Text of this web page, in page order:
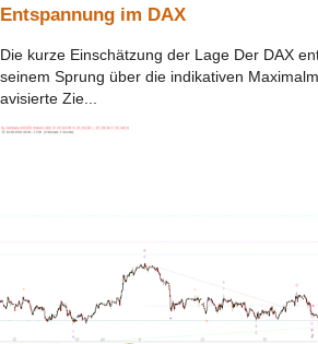
Entspannung im DAX
Die kurze Einschätzung der Lage Der DAX
seinem Sprung über die indikativen
avisierte Zie...